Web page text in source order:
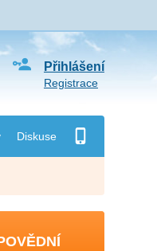
Diskuse
Přihlášení
Registrace